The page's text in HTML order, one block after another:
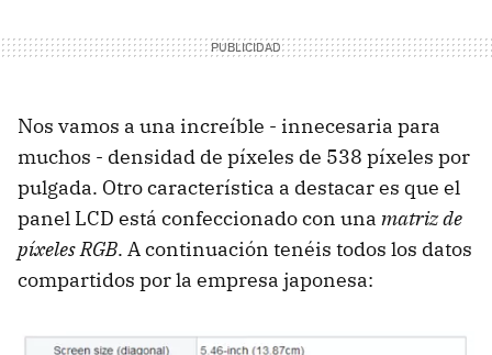
Nos vamos a una increíble - innecesaria para
muchos - densidad de píxeles de 538 píxeles por
pulgada. Otro característica a destacar es que el
panel LCD está confeccionado con una matriz de
píxeles RGB. A continuación tenéis todos los datos
compartidos por la empresa japonesa: